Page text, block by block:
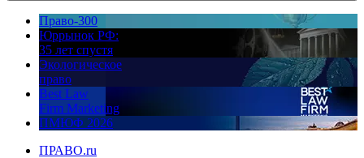
Право-300
Юррынок РФ:
35 лет спустя
Экологическое
право
Best Law
Firm Marketing
ПМЮФ 2026
ПРАВО.ru